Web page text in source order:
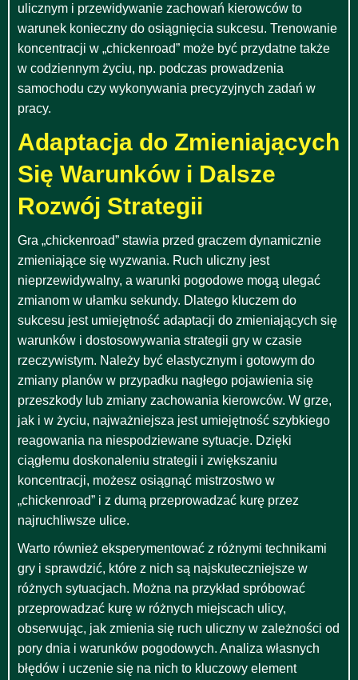
ulicznym i przewidywanie zachowań kierowców to
warunek konieczny do osiągnięcia sukcesu. Trenowanie
koncentracji w „chickenroad” może być przydatne także
w codziennym życiu, np. podczas prowadzenia
samochodu czy wykonywania precyzyjnych zadań w
pracy.
Adaptacja do Zmieniających
Się Warunków i Dalsze
Rozwój Strategii
Gra „chickenroad” stawia przed graczem dynamicznie
zmieniające się wyzwania. Ruch uliczny jest
nieprzewidywalny, a warunki pogodowe mogą ulegać
zmianom w ułamku sekundy. Dlatego kluczem do
sukcesu jest umiejętność adaptacji do zmieniających się
warunków i dostosowywania strategii gry w czasie
rzeczywistym. Należy być elastycznym i gotowym do
zmiany planów w przypadku nagłego pojawienia się
przeszkody lub zmiany zachowania kierowców. W grze,
jak i w życiu, najważniejsza jest umiejętność szybkiego
reagowania na niespodziewane sytuacje. Dzięki
ciągłemu doskonaleniu strategii i zwiększaniu
koncentracji, możesz osiągnąć mistrzostwo w
„chickenroad” i z dumą przeprowadzać kurę przez
najruchliwsze ulice.
Warto również eksperymentować z różnymi technikami
gry i sprawdzić, które z nich są najskuteczniejsze w
różnych sytuacjach. Można na przykład spróbować
przeprowadzać kurę w różnych miejscach ulicy,
obserwując, jak zmienia się ruch uliczny w zależności od
pory dnia i warunków pogodowych. Analiza własnych
błędów i uczenie się na nich to kluczowy element